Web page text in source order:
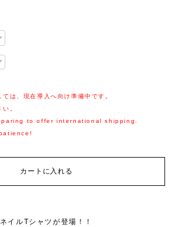
は、現在導入へ向け準備中です。
。
to offer international shipping.
カートに入れる
イルTシャツが登場！！